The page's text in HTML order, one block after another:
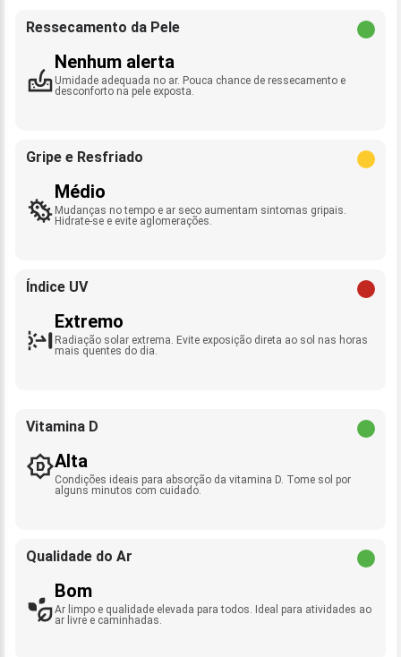
Ressecamento da Pele
Nenhum alerta
Umidade adequada no ar. Pouca chance de ressecamento e
desconforto na pele exposta.
Gripe e Resfriado
Médio
Mudanças no tempo e ar seco aumentam sintomas gripais.
Hidrate-se e evite aglomerações.
Índice UV
Extremo
Radiação solar extrema. Evite exposição direta ao sol nas horas
mais quentes do dia.
Vitamina D
Alta
Condições ideais para absorção da vitamina D. Tome sol por
alguns minutos com cuidado.
Qualidade do Ar
Bom
Ar limpo e qualidade elevada para todos. Ideal para atividades ao
ar livre e caminhadas.